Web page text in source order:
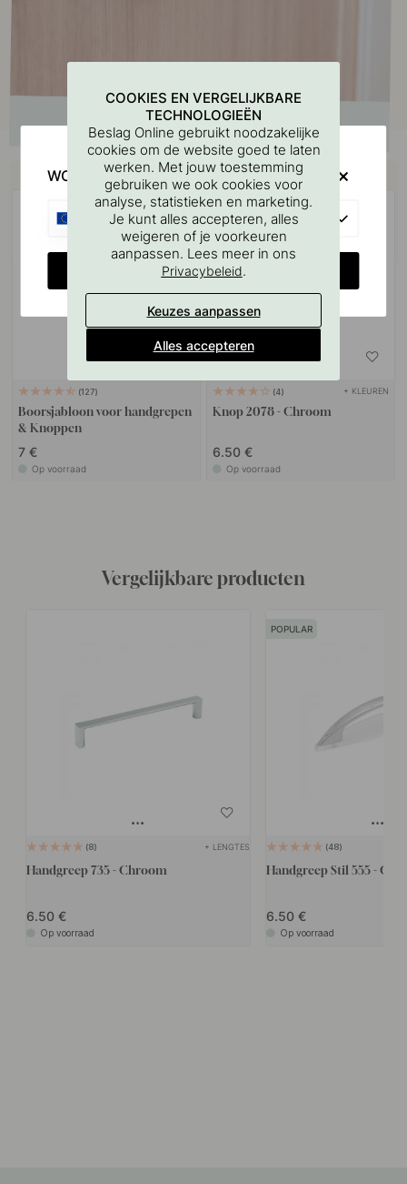
Koop samen met
127
Boorsjabloon voor handgrepen
& Knoppen
7 €
Op voorraad
4 + KLEUREN
Knop 2078 - Chroom
6.50 €
Op voorraad
Vergelijkbare producten
8 + LENGTES
Handgreep 735 - Chroom
6.50
Op voorraad
POPULAR
48
Handgreep Stil 555 -
6.50
Op voorraad
COOKIES EN VERGELIJKBARE
TECHNOLOGIEËN
Beslag Online gebruikt noodzakelijke
cookies om de website goed te laten
werken. Met jouw toestemming
gebruiken we ook cookies voor
analyse, statistieken en marketing.
Je kunt alles accepteren, alles
weigeren of je voorkeuren
aanpassen. Lees meer in ons
Privacybeleid.
Keuzes aanpassen
Alles accepteren
WOULD YOU RATHER VISIT?
CHANGE COUNTRY